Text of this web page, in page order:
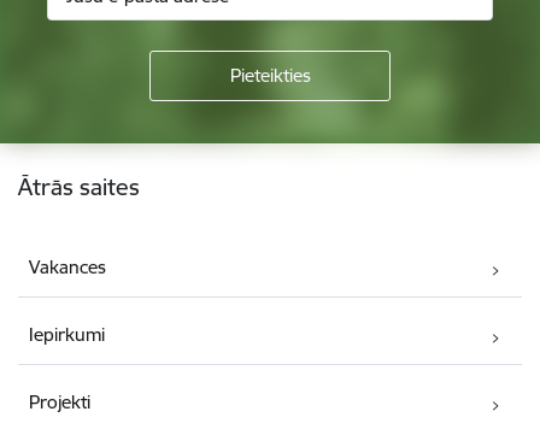
Kājene
Ātrās saites
Vakances
Iepirkumi
Projekti